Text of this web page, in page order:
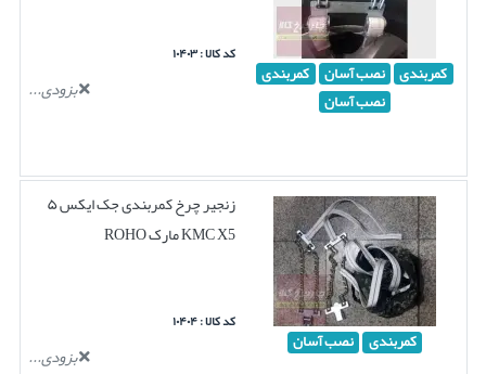
کمربندی نصب آسان کمربندی
نصب آسان
کد کالا : ۱۰۴۰۳
بزودی...
کمربندی نصب آسان
زنجیر چرخ کمربندی جک ایکس ۵
KMC X5 مارک ROHO
کد کالا : ۱۰۴۰۴
بزودی...